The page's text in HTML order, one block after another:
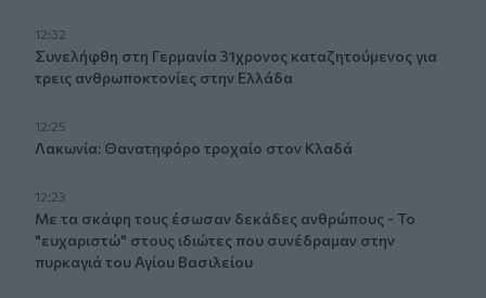
12:32
Συνελήφθη στη Γερμανία 31χρονος καταζητούμενος για
τρεις ανθρωποκτονίες στην Ελλάδα
12:25
Λακωνία: Θανατηφόρο τροχαίο στον Κλαδά
12:23
Με τα σκάφη τους έσωσαν δεκάδες ανθρώπους - Το
"ευχαριστώ" στους ιδιώτες που συνέδραμαν στην
πυρκαγιά του Αγίου Βασιλείου